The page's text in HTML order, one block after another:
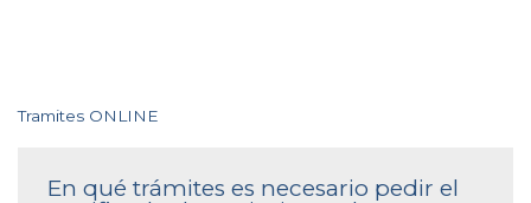
Tramites ONLINE
En qué trámites es necesario pedir el